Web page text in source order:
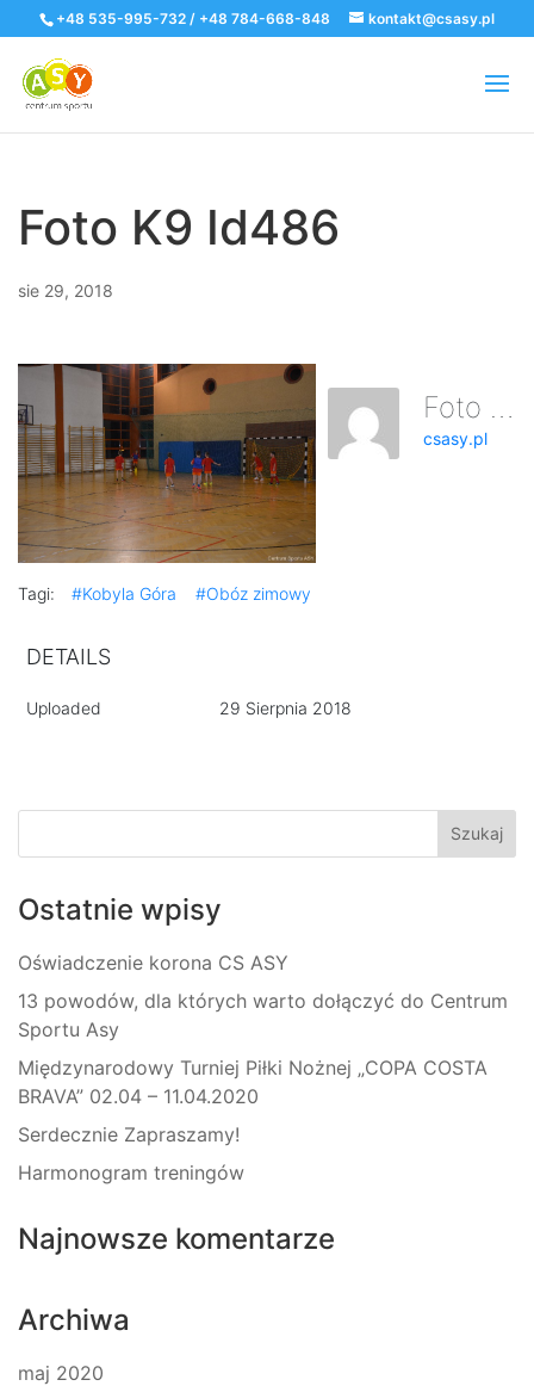
+48 535-995-732 / +48 784-668-848 kontakt@csasy.pl
Foto K9 Id486
sie 29, 2018
Foto K9 Id486
csasy.pl
Tagi: #Kobyla Góra #Obóz zimowy
DETAILS
Uploaded 29 Sierpnia 2018
Ostatnie wpisy
Oświadczenie korona CS ASY
13 powodów, dla których warto dołączyć do Centrum
Sportu Asy
Międzynarodowy Turniej Piłki Nożnej „COPA COSTA
BRAVA” 02.04 – 11.04.2020
Serdecznie Zapraszamy!
Harmonogram treningów
Najnowsze komentarze
Archiwa
maj 2020